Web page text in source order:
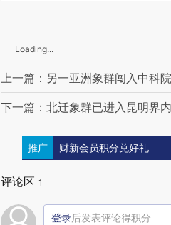
Loading...
上一篇：另一亚洲象群闯入中科
下一篇：北迁象群已进入昆明界
推广 财新会员积分兑好礼
评论区 1
登录后发表评论得积分